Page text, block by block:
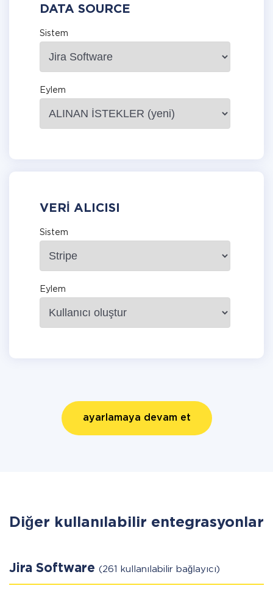
DATA SOURCE
Sistem
Eylem
VERI ALICISI
Sistem
Eylem
ayarlamaya devam et
Diğer kullanılabilir entegrasyonlar
Jira Software (261 kullanılabilir bağlayıcı)